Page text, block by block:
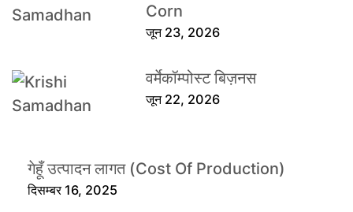
Corn
जून 23, 2026
वर्मेकॉम्पोस्ट बिज़नस
जून 22, 2026
गेहूँ उत्पादन लागत (Cost Of Production)
दिसम्बर 16, 2025